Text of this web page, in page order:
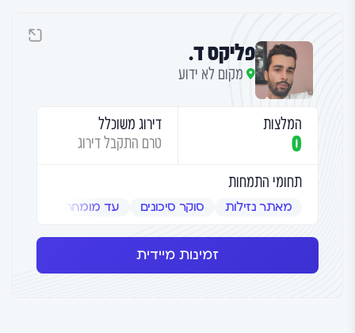
פליקס ד.
מקום לא ידוע
המלצות
0
דירוג משוכלל
טרם התקבל דירוג
תחומי התמחות
מאתר נזילות סוקר סיכונים עד מומחה
זמינות מיידית